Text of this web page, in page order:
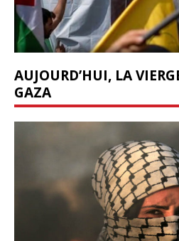
AUJOURD’HUI, LA
GAZA